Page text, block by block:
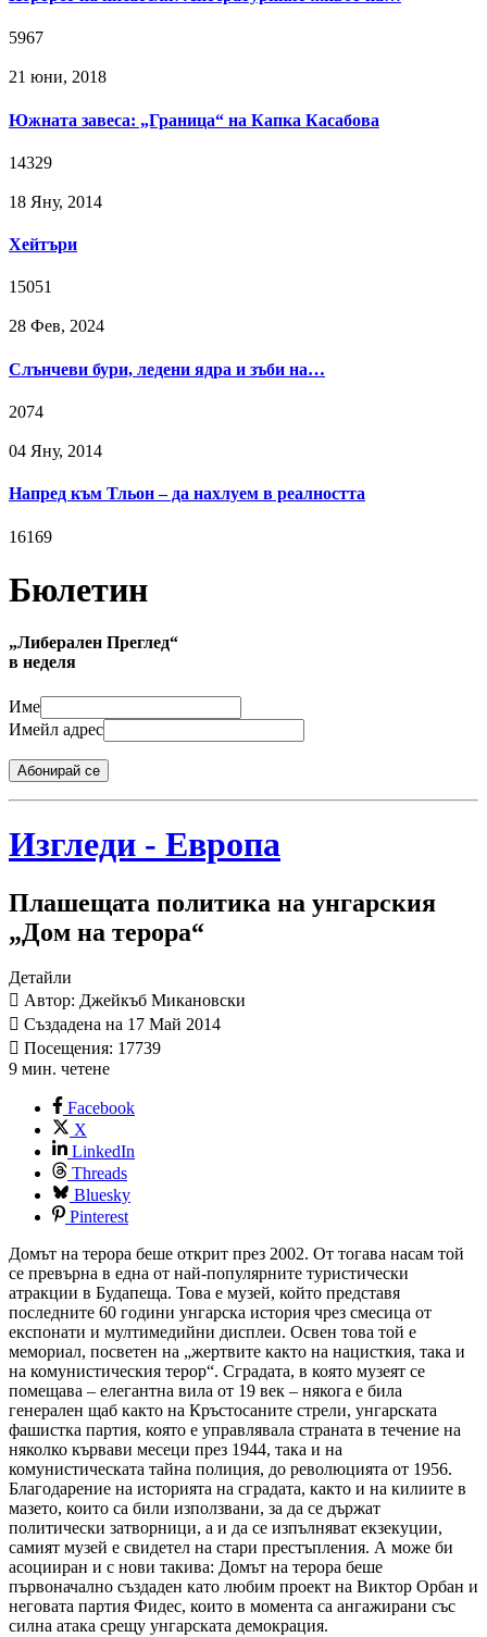
5967
21 юни, 2018
Южната завеса: „Граница“ на Капка Касабова
14329
18 Яну, 2014
Хейтъри
15051
28 Фев, 2024
Слънчеви бури, ледени ядра и зъби на…
2074
04 Яну, 2014
Напред към Тльон – да нахлуем в реалността
16169
Бюлетин
„Либерален Преглед“
в неделя
Име
Имейл адрес
Абонирай се
Изгледи - Европа
Плашещата политика на унгарския
„Дом на терора“
Детайли
Автор: Джейкъб Микановски
Създадена на 17 Май 2014
Посещения: 17739
9 мин. четене
Facebook
X
LinkedIn
Threads
Bluesky
Pinterest
Домът на терора беше открит през 2002. От тогава насам той
се превърна в една от най-популярните туристически
атракции в Будапеща. Това е музей, който представя
последните 60 години унгарска история чрез смесица от
експонати и мултимедийни дисплеи. Освен това той е
мемориал, посветен на „жертвите както на нацисткия, така и
на комунистическия терор“. Сградата, в която музеят се
помещава – елегантна вила от 19 век – някога е била
генерален щаб както на Кръстосаните стрели, унгарската
фашистка партия, която е управлявала страната в течение на
няколко кървави месеци през 1944, така и на
комунистическата тайна полиция, до революцията от 1956.
Благодарение на историята на сградата, както и на килиите в
мазето, които са били използвани, за да се държат
политически затворници, а и да се изпълняват екзекуции,
самият музей е свидетел на стари престъпления. А може би
асоцииран и с нови такива: Домът на терора беше
първоначално създаден като любим проект на Виктор Орбан и
неговата партия Фидес, които в момента са ангажирани със
силна атака срещу унгарската демокрация.